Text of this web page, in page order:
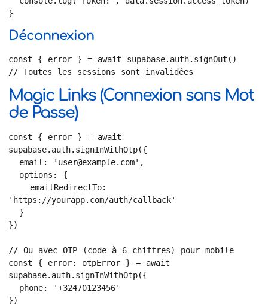
}
Déconnexion
const { error } = await supabase.auth.signOut()
// Toutes les sessions sont invalidées
Magic Links (Connexion sans Mot
de Passe)
const { error } = await
supabase.auth.signInWithOtp({
'https://yourapp.com/auth/callback'
})
// Ou avec OTP (code à 6 chiffres) pour mobile
const { error: otpError } = await
supabase.auth.signInWithOtp({
})